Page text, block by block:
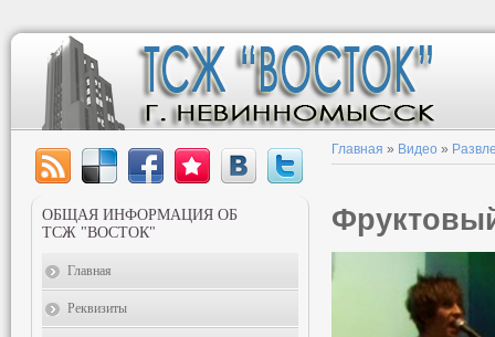
Главная » Видео »
ОБЩАЯ ИНФОРМАЦИЯ ОБ
ТСЖ "ВОСТОК"
Главная
Реквизиты